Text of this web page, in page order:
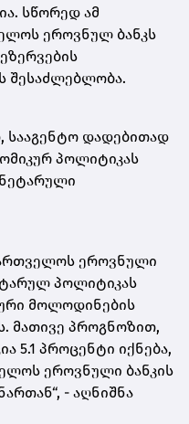
სწორედ ამ
ეროვნულ ბანკს
შესაძლებლობა.
სააგენტო დადებითად
პოლიტიკას
ეროვნული
პოლიტიკას
მოლოდინების
მათივე პროგნოზით,
5.1 პროცენტი იქნება,
ეროვნული ბანკის
- აღნიშნა